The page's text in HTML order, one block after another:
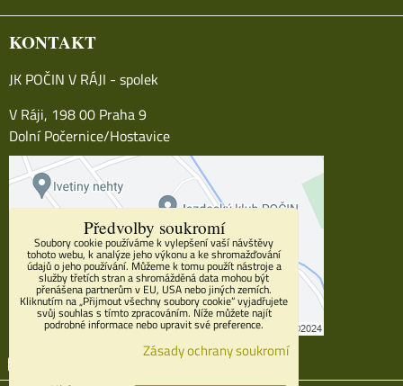
KONTAKT
JK POČIN V RÁJI - spolek
V Ráji, 198 00 Praha 9
Dolní Počernice/Hostavice
Instagram
Předvolby soukromí
Soubory cookie používáme k vylepšení vaší návštěvy
tohoto webu, k analýze jeho výkonu a ke shromažďování
údajů o jeho používání. Můžeme k tomu použít nástroje a
služby třetích stran a shromážděná data mohou být
přenášena partnerům v EU, USA nebo jiných zemích.
Kliknutím na „Přijmout všechny soubory cookie“ vyjadřujete
svůj souhlas s tímto zpracováním. Níže můžete najít
podrobné informace nebo upravit své preference.
Zásady ochrany soukromí